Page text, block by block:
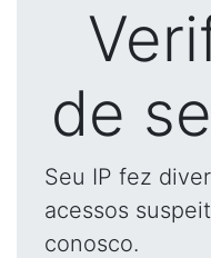
de
Seu IP fez
acessos
conosco.